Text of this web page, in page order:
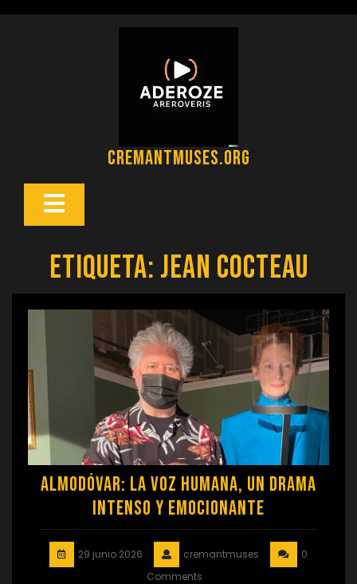
cremantmuses.org
Botón
Etiqueta: jean cocteau
Almodóvar: La Voz Humana, un Drama
Intenso y Emocionante
29 junio 2026 cremantmuses
0
Comments